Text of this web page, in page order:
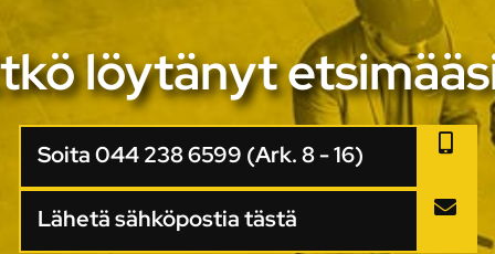
löytänyt
Soita 044 238 6599 (Ark. 8 - 16)
Lähetä sähköpostia tästä